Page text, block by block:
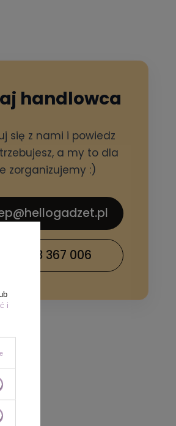
handlowca
się z nami i powiedz
a my to dla
zorganizujemy :)
+48 733 367 006
i